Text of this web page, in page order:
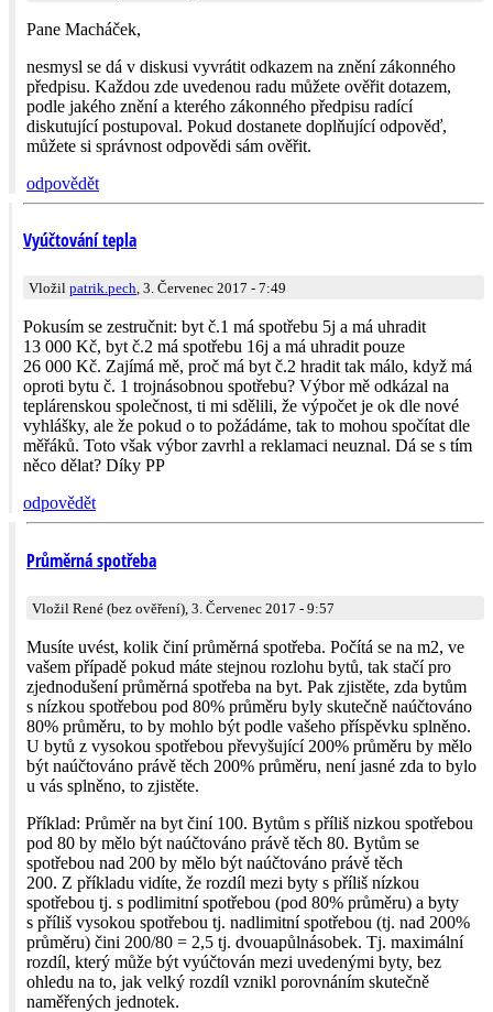
Pane Macháček,
nesmysl se dá v diskusi vyvrátit odkazem na znění zákonného
předpisu. Každou zde uvedenou radu můžete ověřit dotazem,
podle jakého znění a kterého zákonného předpisu radící
diskutující postupoval. Pokud dostanete doplňující odpověď,
můžete si správnost odpovědi sám ověřit.
odpovědět
Vyúčtování tepla
Vložil patrik.pech, 3. Červenec 2017 - 7:49
Pokusím se zestručnit: byt č.1 má spotřebu 5j a má uhradit
13 000 Kč, byt č.2 má spotřebu 16j a má uhradit pouze
26 000 Kč. Zajímá mě, proč má byt č.2 hradit tak málo, když má
oproti bytu č. 1 trojnásobnou spotřebu? Výbor mě odkázal na
teplárenskou společnost, ti mi sdělili, že výpočet je ok dle nové
vyhlášky, ale že pokud o to požádáme, tak to mohou spočítat dle
měřáků. Toto však výbor zavrhl a reklamaci neuznal. Dá se s tím
něco dělat? Díky PP
odpovědět
Průměrná spotřeba
Vložil René (bez ověření), 3. Červenec 2017 - 9:57
Musíte uvést, kolik činí průměrná spotřeba. Počítá se na m2, ve
vašem případě pokud máte stejnou rozlohu bytů, tak stačí pro
zjednodušení průměrná spotřeba na byt. Pak zjistěte, zda bytům
s nízkou spotřebou pod 80% průměru byly skutečně naúčtováno
80% průměru, to by mohlo být podle vašeho příspěvku splněno.
U bytů z vysokou spotřebou převyšující 200% průměru by mělo
být naúčtováno právě těch 200% průměru, není jasné zda to bylo
u vás splněno, to zjistěte.
Příklad: Průměr na byt činí 100. Bytům s příliš nizkou spotřebou
pod 80 by mělo být naúčtováno právě těch 80. Bytům se
spotřebou nad 200 by mělo být naúčtováno právě těch
200. Z příkladu vidíte, že rozdíl mezi byty s příliš nízkou
spotřebou tj. s podlimitní spotřebou (pod 80% průměru) a byty
s příliš vysokou spotřebou tj. nadlimitní spotřebou (tj. nad 200%
průměru) čini 200/80 = 2,5 tj. dvouapůlnásobek. Tj. maximální
rozdíl, který může být vyúčtován mezi uvedenými byty, bez
ohledu na to, jak velký rozdíl vznikl porovnáním skutečně
naměřených jednotek.